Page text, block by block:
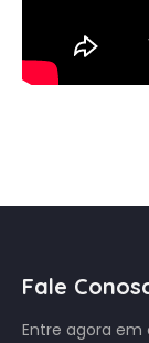
Fale
Entre agora em